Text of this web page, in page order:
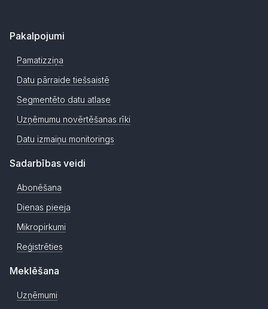
Pakalpojumi
Pamatizziņa
Datu pārraide tiešsaistē
Segmentēto datu atlase
Uzņēmumu novērtēšanas rīki
Datu izmaiņu monitorings
Sadarbības veidi
Abonēšana
Dienas pieeja
Mikropirkumi
Reģistrēties
Meklēšana
Uzņēmumi